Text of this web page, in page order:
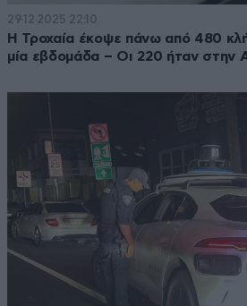
29·12·2025 22:10
Η Τροχαία έκοψε πάνω από 480
μία εβδομάδα – Οι 220 ήταν στην